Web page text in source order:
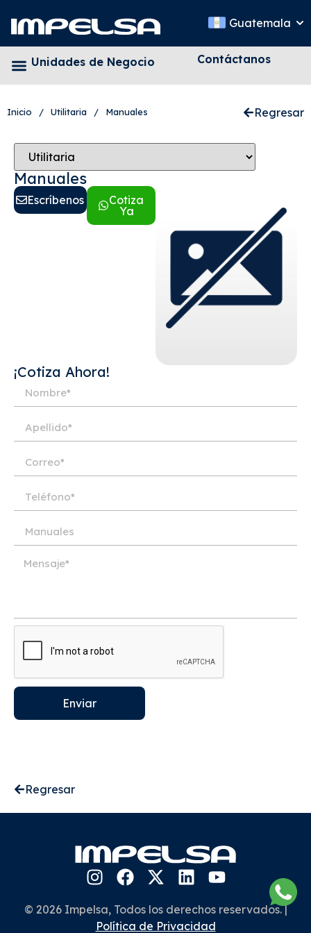
Guatemala
Unidades de Negocio Contáctanos
Inicio / Utilitaria / Manuales Regresar
Manuales
Escríbenos
Cotiza
Ya
¡Cotiza Ahora!
Enviar
Regresar
© 2026 Impelsa, Todos los derechos reservados. |
Política de Privacidad